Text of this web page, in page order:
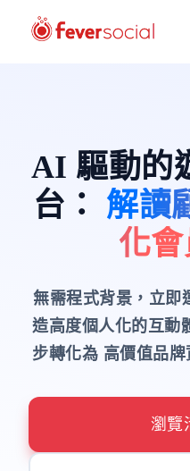
AI 驅動的
台 ： 解讀
化
無需程式背景，立即
造高度個人化的互動
步轉化為 高價值品
瀏覽